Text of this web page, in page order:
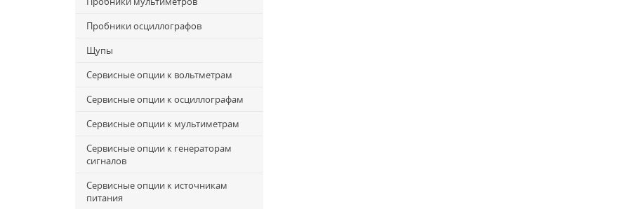
Пробники осциллографов
Щупы
Сервисные опции к вольтметрам
Сервисные опции к осциллографам
Сервисные опции к мультиметрам
Сервисные опции к генераторам
сигналов
Сервисные опции к источникам
питания